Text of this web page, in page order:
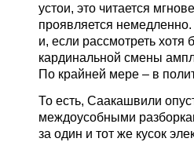
устои, это читается
проявляется
и, если рассмотреть хотя
кардинальной смены
По крайней мере – в
То есть, Саакашвили
междоусобными
за один и тот же кусок